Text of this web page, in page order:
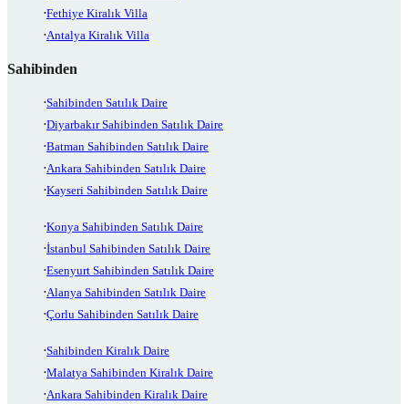
Fethiye Kiralık Villa
Antalya Kiralık Villa
Sahibinden
Sahibinden Satılık Daire
Diyarbakır Sahibinden Satılık Daire
Batman Sahibinden Satılık Daire
Ankara Sahibinden Satılık Daire
Kayseri Sahibinden Satılık Daire
Konya Sahibinden Satılık Daire
İstanbul Sahibinden Satılık Daire
Esenyurt Sahibinden Satılık Daire
Alanya Sahibinden Satılık Daire
Çorlu Sahibinden Satılık Daire
Sahibinden Kiralık Daire
Malatya Sahibinden Kiralık Daire
Ankara Sahibinden Kiralık Daire